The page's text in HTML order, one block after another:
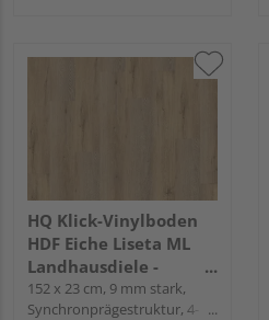
HQ Klick-Vinylboden
HDF Eiche Liseta ML
Landhausdiele -
24mal3
152 x 23 cm, 9 mm stark,
Synchronprägestruktur, 4-